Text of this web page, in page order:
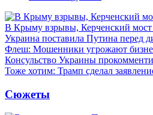
В Крыму взрывы, Керченский
Украина поставила Путина
Флеш: Мошенники угрожают
Консульство Украины
Тоже хотим: Трамп сделал
Сюжеты